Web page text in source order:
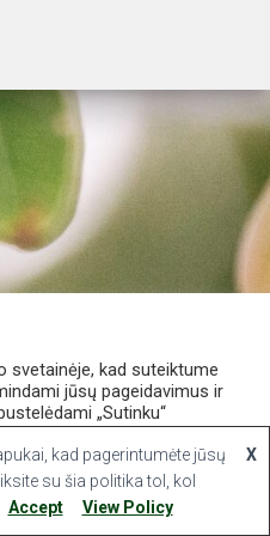
MANO PASKYRA
byThemeIsle
svetainėje, kad suteiktume
jūsų pageidavimus ir
„Sutinku“
kad pagerintumėte jūsų
su šia politika tol, kol
X
Accept View Policy